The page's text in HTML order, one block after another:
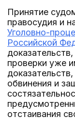
Принятие
правосудия и
Уголовно-
Российской
проверки уже
обвинения и
отстаивания